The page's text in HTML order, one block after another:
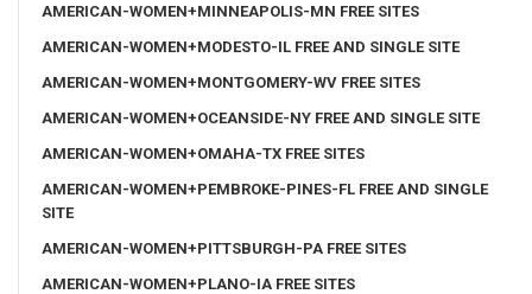
AMERICAN-WOMEN+MINNEAPOLIS-MN FREE SITES
AMERICAN-WOMEN+MODESTO-IL FREE AND SINGLE SITE
AMERICAN-WOMEN+MONTGOMERY-WV FREE SITES
AMERICAN-WOMEN+OCEANSIDE-NY FREE AND SINGLE SITE
AMERICAN-WOMEN+OMAHA-TX FREE SITES
AMERICAN-WOMEN+PEMBROKE-PINES-FL FREE AND SINGLE
SITE
AMERICAN-WOMEN+PITTSBURGH-PA FREE SITES
AMERICAN-WOMEN+PLANO-IA FREE SITES